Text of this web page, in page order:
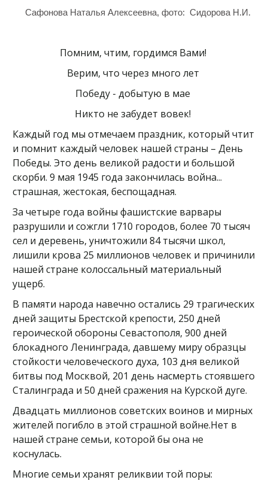
Сафонова Наталья Алексеевна, фото: Сидорова Н.И.
Помним, чтим, гордимся Вами!
Верим, что через много лет
Победу - добытую в мае
Никто не забудет вовек!
Каждый год мы отмечаем праздник, который чтит
и помнит каждый человек нашей страны – День
Победы. Это день великой радости и большой
скорби. 9 мая 1945 года закончилась война...
страшная, жестокая, беспощадная.
За четыре года войны фашистские варвары
разрушили и сожгли 1710 городов, более 70 тысяч
сел и деревень, уничтожили 84 тысячи школ,
лишили крова 25 миллионов человек и причинили
нашей стране колоссальный материальный
ущерб.
В памяти народа навечно остались 29 трагических
дней защиты Брестской крепости, 250 дней
героической обороны Севастополя, 900 дней
блокадного Ленинграда, давшему миру образцы
стойкости человеческого духа, 103 дня великой
битвы под Москвой, 201 день насмерть стоявшего
Сталинграда и 50 дней сражения на Курской дуге.
Двадцать миллионов советских воинов и мирных
жителей погибло в этой страшной войне.Нет в
нашей стране семьи, которой бы она не
коснулась.
Многие семьи хранят реликвии той поры: